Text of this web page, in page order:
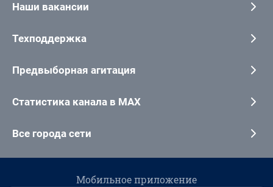
Наши вакансии
Техподдержка
Предвыборная агитация
Статистика канала в MAX
Все города сети
Мобильное приложение